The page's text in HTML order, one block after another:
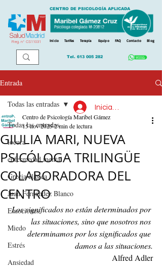
Reg. nº CS11031
CENTRO DE PSICOLOGÍA APLICADA
Inicio Tarifas Terapia Equipo FAQ Contacto Blog
Tel. 613 005 282
Entrada
Todas las entradas
locura
enfermedad mental
Grecia clásica
Juan Fernández Blanco
Emociones
Miedo
Estrés
Ansiedad
Todas las entradas
GIULIA MARI, NUEVA
PSICÓLOGA TRILINGÜE
COLABORADORA DEL
CENTRO
Centro de Psicología Maribel Gámez
15 nov 20252 min de lectura
Los significados no están determinados por
las situaciones, sino que nosotros nos
determinamos por los significados que
damos a las situaciones.
Alfred Adler
Iniciar sesión